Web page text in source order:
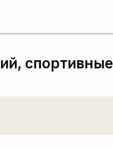
спортивные